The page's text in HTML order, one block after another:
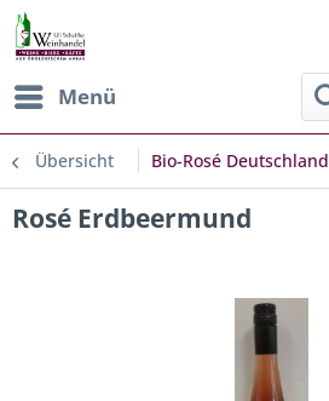
Menü
Übersicht Bio-Rosé Deutschland
Rosé Erdbeermund